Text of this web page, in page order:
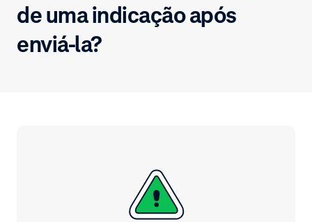
de uma indicação após
enviá-la?